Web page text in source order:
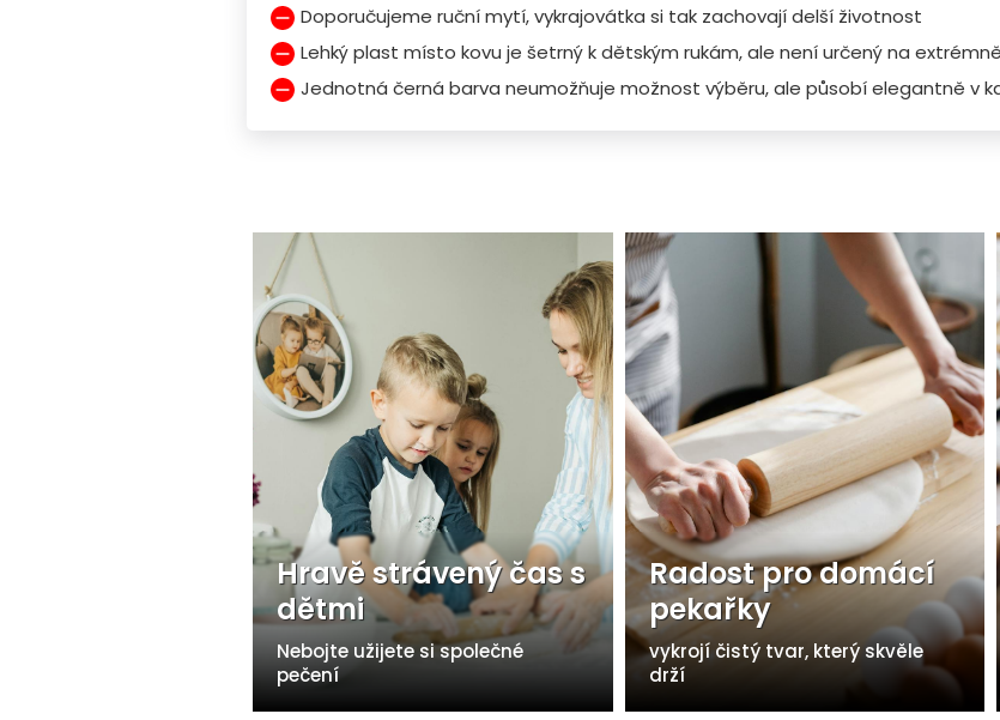
Doporučujeme ruční mytí, vykrajovátka si tak zachovají delší životnost
Lehký plast místo kovu je šetrný k dětským rukám, ale není určený na
Jednotná černá barva neumožňuje možnost výběru, ale působí elegantně v
Hravě strávený čas s
dětmi
Nebojte užijete si společné
pečení
Radost pro domácí
pekařky
vykrojí čistý tvar, který skvěle
drží